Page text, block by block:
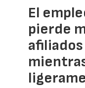
El
pierde